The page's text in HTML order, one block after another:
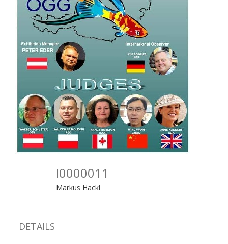
I0000011
Markus Hackl
DETAILS